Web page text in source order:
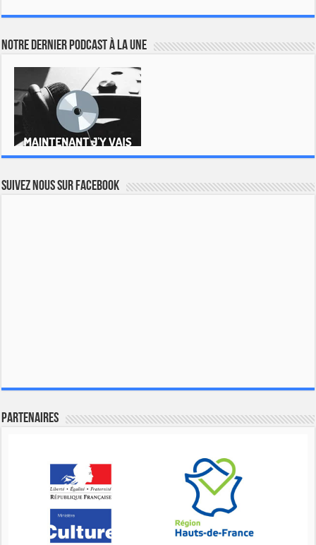
Notre dernier podcast à la une
Suivez nous sur Facebook
Partenaires